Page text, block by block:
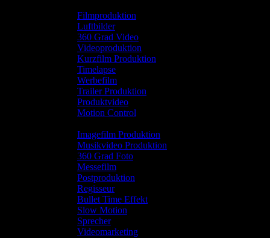
Filmproduktion
Luftbilder
360 Grad Video
Videoproduktion
Kurzfilm Produktion
Timelapse
Werbefilm
Trailer Produktion
Produktvideo
Motion Control
Imagefilm Produktion
Musikvideo Produktion
360 Grad Foto
Messefilm
Postproduktion
Regisseur
Bullet Time Effekt
Slow Motion
Sprecher
Videomarketing